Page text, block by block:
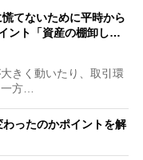
慌てないために平時から
ント「資産の棚卸し…
きく動いたり、取引環
一方…
ったのかポイントを解